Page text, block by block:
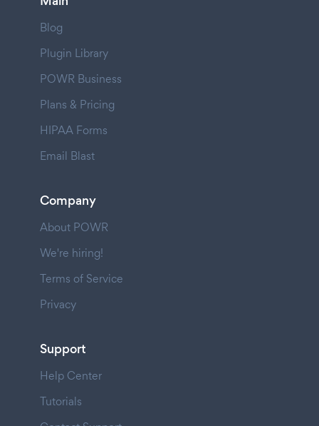
Blog
Plugin Library
POWR Business
Plans & Pricing
HIPAA Forms
Email Blast
Company
About POWR
We're hiring!
Terms of Service
Privacy
Support
Help Center
Tutorials